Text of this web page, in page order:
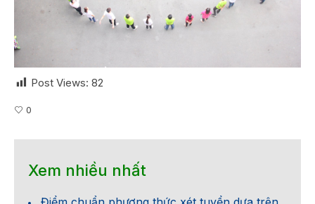
Post Views: 82
0
Xem nhiều nhất